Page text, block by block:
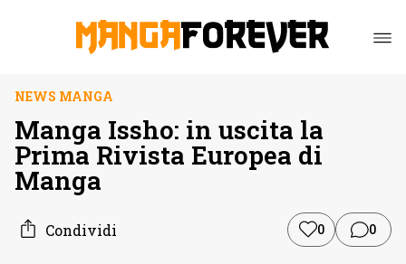
NEWS MANGA
Manga Issho: in uscita la
Prima Rivista Europea di
Manga
Condividi 0 0